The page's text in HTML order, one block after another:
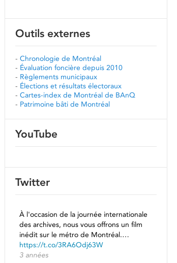
Outils externes
- Chronologie de Montréal
- Évaluation foncière depuis 2010
- Règlements municipaux
- Élections et résultats électoraux
- Cartes-index de Montréal de BAnQ
- Patrimoine bâti de Montréal
YouTube
Twitter
À l'occasion de la journée internationale
des archives, nous vous offrons un film
inédit sur le métro de Montréal.…
https://t.co/3RA6Odj63W
3 années